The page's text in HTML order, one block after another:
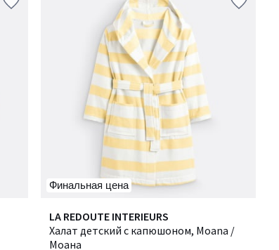
Финальная цена
LA REDOUTE INTERIEURS
Халат детский с капюшоном, Moana /
Моана
4,7
/ 5